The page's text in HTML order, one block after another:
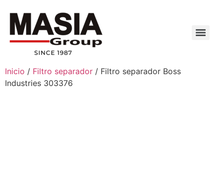
Inicio / Filtro separador / Filtro separador Boss
Industries 303376